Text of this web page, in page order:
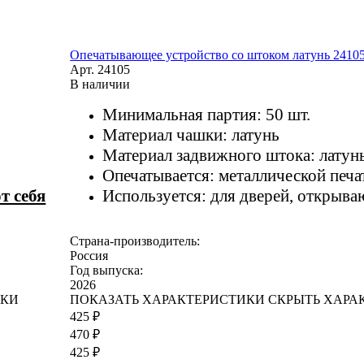
себя
Опечатывающее устройство со штоком латунь
Арт.24105
В наличии
Минимальная партия: 50 шт.
Материал чашки: латунь
Материал задвижного штока:
Опечатывается: металлической
Используется: для дверей,
Страна-производитель:
Россия
Год выпуска:
2026
ПОКАЗАТЬ ХАРАКТЕРИСТИКИ CКРЫТЬ
425 ₽
470 ₽
425 ₽